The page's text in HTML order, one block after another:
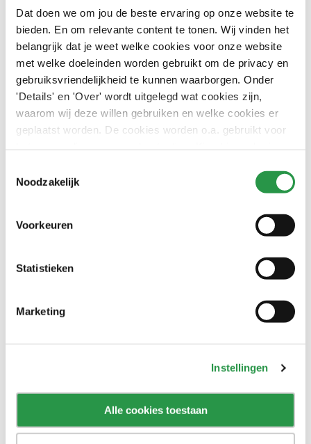
Dat doen we om jou de beste ervaring op onze website te
bieden. En om relevante content te tonen. Wij vinden het
belangrijk dat je weet welke cookies voor onze website
met welke doeleinden worden gebruikt om de privacy en
gebruiksvriendelijkheid te kunnen waarborgen. Onder
'Details' en 'Over' wordt uitgelegd wat cookies zijn,
waarom wij deze willen gebruiken en welke cookies er
geplaatst worden. De cookies worden o.a. gebruikt voor
Noodzakelijk
Voorkeuren
Statistieken
Marketing
Instellingen
Alle cookies toestaan
Vraag jouw vrijblijvende offerte aan
Contact
Wil je eerst liever iemand spreken? Neem dancontact
ons op.
(kantoren)
Schoonmaak van (zakelijke) ruimtes en objecten
De essentie van een schone werkplek
Schoonmaak van (zakelijke) ruimtes en objecten
Reinigingsbedrijf